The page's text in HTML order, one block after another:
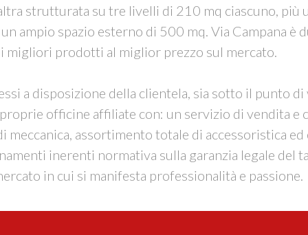
strutturata su tre livelli di 210 mq ciascuno, più
ampio spazio esterno di 500 mq. Via Campana è
migliori prodotti al miglior prezzo sul mercato.
a disposizione della clientela, sia sotto il punto
officine affiliate con: un servizio di vendita e
assortimento totale di accessoristica
inerenti normativa sulla garanzia legale del
in cui si manifesta professionalità e passione.